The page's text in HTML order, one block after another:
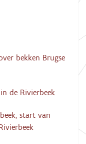
bekken Brugse
de Rivierbeek
start van